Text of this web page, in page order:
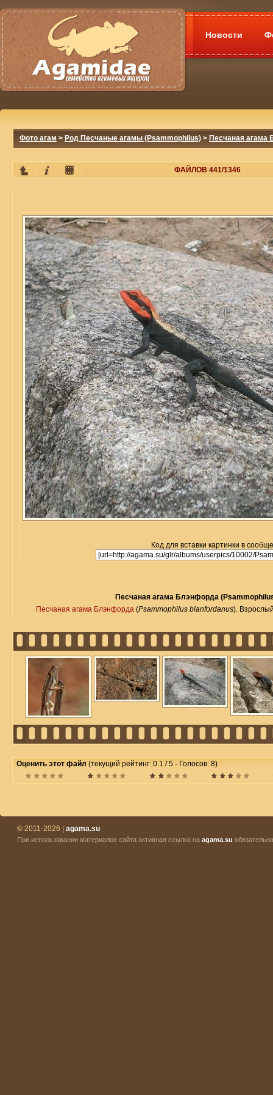
Новости
Фото агам > Род Песчаные агамы (Psammophilus) > Песчаная агама
ФАЙЛОВ 441/1346
Код для вставки картинки в
Песчаная агама Блэнфорда
Песчаная агама Блэнфорда (Psammophilus blanfordanus).
Оценить этот файл (текущий рейтинг: 0.1 / 5 - Голосов: 8)
© 2011-2026 | agama.su
При использовании материалов сайта активная ссылка на agama.su